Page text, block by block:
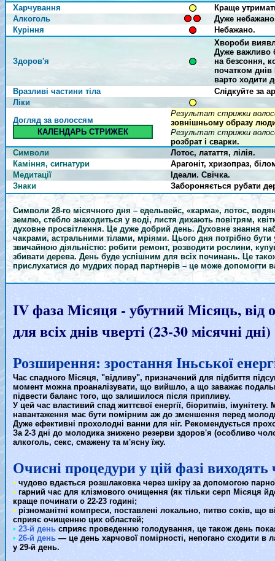
Харчування
Краще
Алкоголь
Дуже
Куріння
Небажано.
Здоров'я
Хвороби
Дуже важливо
на безсоння,
початком днів
варто ходити
Вразливі частини тіла
Слідкуйте за
Ліки
Догляд за волоссям
КАЛЕНДАРЬ СТРИЖЕК
Результат стрижки
зовнішньому образу
Результат стрижки
розбрат і сварки.
Символи
Лотос, латаття, лілія.
Каміння, сигнатури
Арагоніт, хризопраз,
Медитації
Ідеали. Свічка.
Знаки
Забороняється рубати
Символи 28-го місячного дня – едельвейс, «карма», лотос,
землю, стебло знаходиться у воді, листя дихають повітрям,
духовне просвітлення. Це дуже добрий день. Духовне знання
чакрами, астральними тілами, мріями. Цього дня потрібно бути
звичайною діяльністю: робити ремонт, розводити рослини,
збивати дерева. День буде успішним для всіх починань. Це
прислухатися до мудрих порад партнерів – це може допомогти
IV фаза Місяця - убутний Місяць, від
для всіх днів чверті (23-30 місячні дні)
Розширення: зростання Іньської
Час спадного Місяця, "відливу", призначений для підбиття
момент можна проаналізувати, що вийшло, а що заважає
підвести баланс того, що залишилося після припливу.
У цей час властивий спад життєвої енергії, біоритмів,
навантаження має бути помірним аж до зменшення перед
Дуже ефективні прохолодні ванни для ніг. Рекомендується
За 2-3 дні до молодика знижено резерви здоров'я (особливо
алкоголь, секс, смажену та м'ясну їжу.
Очисні процедури у цій фазі виходять
•чудово вдається розшлаковка через шкіру за допомогою
•гарний час для клізмового очищення (як тільки серп Місяця
краще починати о 22-23 годині;
•різноманітні компреси, поставлені локально, питво соків, що
сприяє очищенню цих областей;
• 23-й деньсприяє проведенню голодування, це також день
• 26-й день— це день харчової помірності, непогано сходити в
у 29-й день.